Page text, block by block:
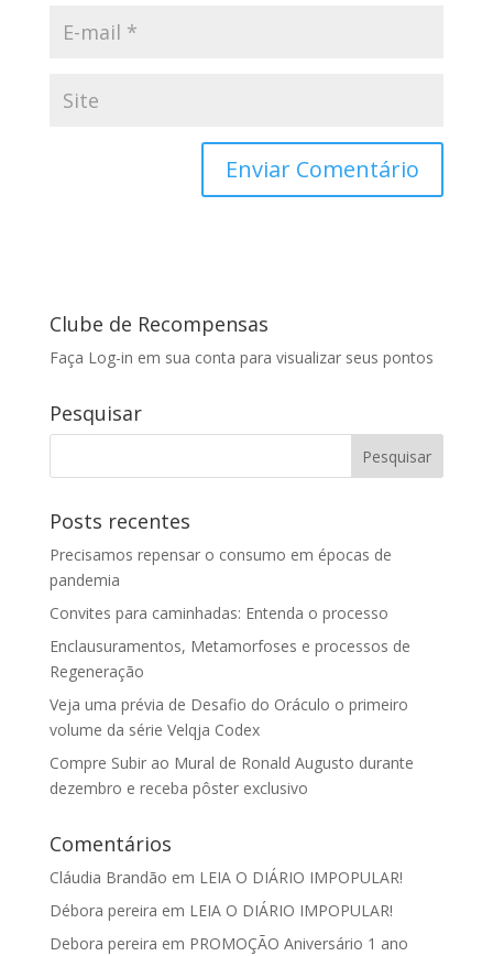
Clube de Recompensas
Faça Log-in em sua conta para visualizar seus pontos
Pesquisar
Posts recentes
Precisamos repensar o consumo em épocas de
pandemia
Convites para caminhadas: Entenda o processo
Enclausuramentos, Metamorfoses e processos de
Regeneração
Veja uma prévia de Desafio do Oráculo o primeiro
volume da série Velqja Codex
Compre Subir ao Mural de Ronald Augusto durante
dezembro e receba pôster exclusivo
Comentários
Cláudia Brandão em LEIA O DIÁRIO IMPOPULAR!
Débora pereira em LEIA O DIÁRIO IMPOPULAR!
Debora pereira em PROMOÇÃO Aniversário 1 ano